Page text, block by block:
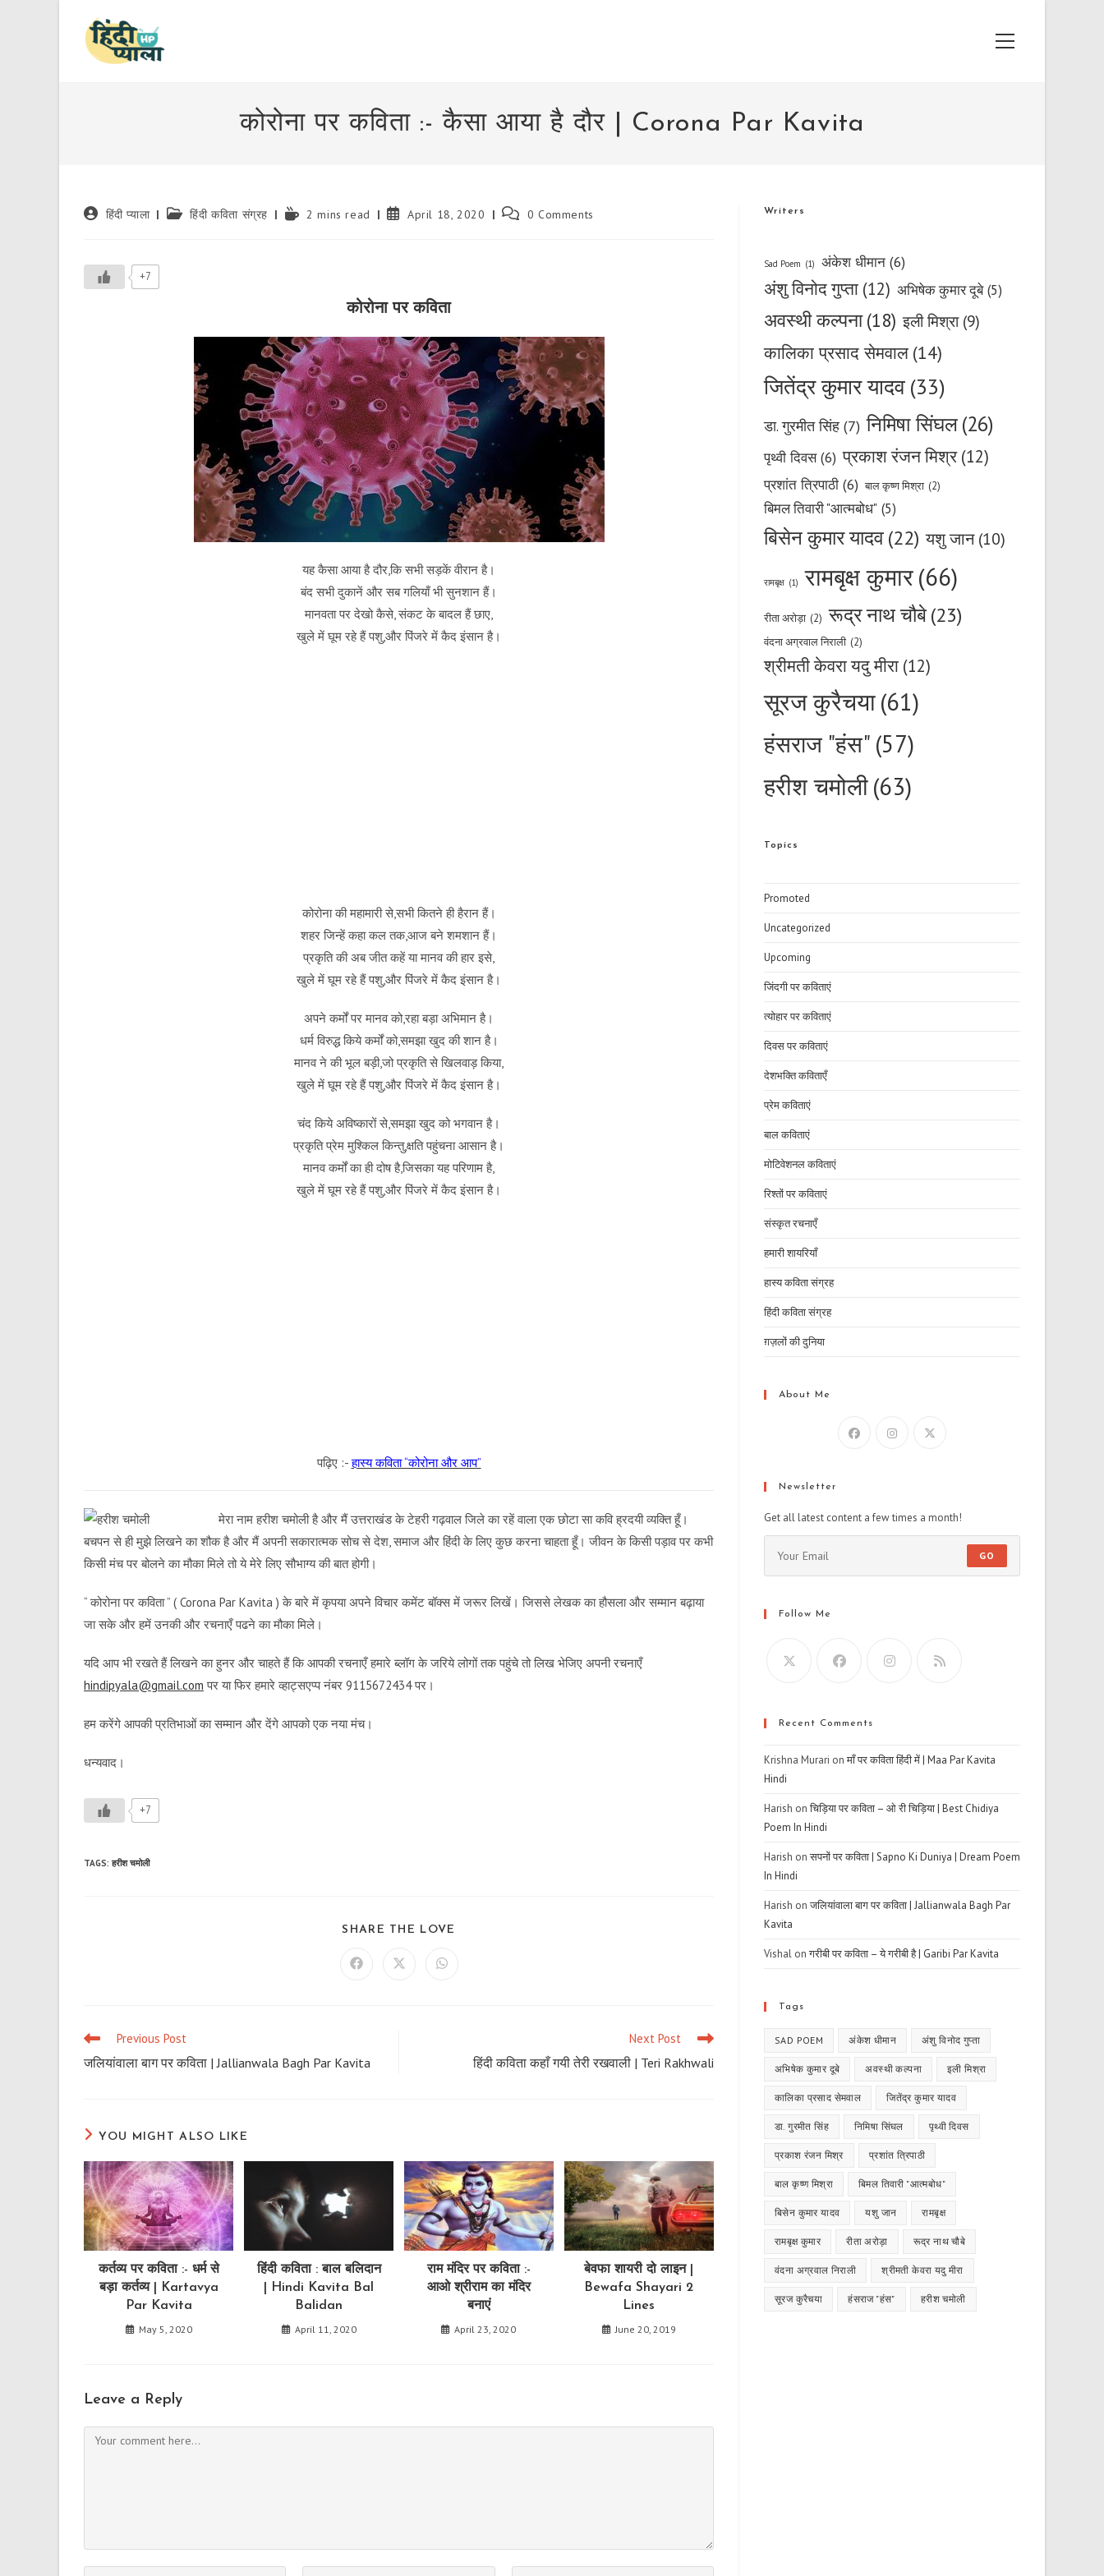
Main
कोरोना पर कविता :- कैसा आया है दौर | Corona Par Kavita
Post हिंदी प्याला
Post हिंदी कविता संग्रह
Reading2 mins read
PostApril 18, 2020
Post 0 Comments
+7
कोरोना पर कविता
यह कैसा आया है दौर,कि सभी सड़कें वीरान है।
बंद सभी दुकानें और सब गलियाँ भी सुनशान हैं।
मानवता पर देखो कैसे, संकट के बादल हैं छाए,
खुले में घूम रहे हैं पशु,और पिंजरे में कैद इंसान है।
कोरोना की महामारी से,सभी कितने ही हैरान हैं।
शहर जिन्हें कहा कल तक,आज बने शमशान हैं।
प्रकृति की अब जीत कहें या मानव की हार इसे,
खुले में घूम रहे हैं पशु,और पिंजरे में कैद इंसान है।
अपने कर्मों पर मानव को,रहा बड़ा अभिमान है।
धर्म विरुद्ध किये कर्मों को,समझा खुद की शान है।
मानव ने की भूल बड़ी,जो प्रकृति से खिलवाड़ किया,
खुले में घूम रहे हैं पशु,और पिंजरे में कैद इंसान है।
चंद किये अविष्कारों से,समझा खुद को भगवान है।
प्रकृति प्रेम मुश्किल किन्तु,क्षति पहुंचना आसान है।
मानव कर्मों का ही दोष है,जिसका यह परिणाम है,
खुले में घूम रहे हैं पशु,और पिंजरे में कैद इंसान है।
पढ़िए :-हास्य कविता “कोरोना और आप”
मेरा नाम हरीश चमोली है और मैं उत्तराखंड के टेहरी गढ़वाल जिले का रहें वाला एक छोटा सा कवि ह्रदयी व्यक्ति हूँ।
बचपन से ही मुझे लिखने का शौक है और मैं अपनी सकारात्मक सोच से देश, समाज और हिंदी के लिए कुछ करना चाहता हूँ। जीवन के किसी पड़ाव पर कभी
किसी मंच पर बोलने का मौका मिले तो ये मेरे लिए सौभाग्य की बात होगी।
“ कोरोना पर कविता ” ( Corona Par Kavita ) के बारे में कृपया अपने विचार कमेंट बॉक्स में जरूर लिखें। जिससे लेखक का हौसला और सम्मान बढ़ाया
जा सके और हमें उनकी और रचनाएँ पढने का मौका मिले।
यदि आप भी रखते हैं लिखने का हुनर और चाहते हैं कि आपकी रचनाएँ हमारे ब्लॉग के जरिये लोगों तक पहुंचे तो लिख भेजिए अपनी रचनाएँ
hindipyala@gmail.com पर या फिर हमारे व्हाट्सएप्प नंबर 9115672434 पर।
हम करेंगे आपकी प्रतिभाओं का सम्मान और देंगे आपको एक नया मंच।
धन्यवाद।
+7
TAGS: हरीश चमोली
SHARE THE LOVE
Opens Opens Opens
Read
more
articles
Previous Post
जलियांवाला बाग पर कविता | Jallianwala Bagh Par Kavita
Next Post
हिंदी कविता कहाँ गयी तेरी रखवाली | Teri Rakhwali
YOU MIGHT ALSO LIKE
कर्तव्य पर कविता :- धर्म से
बड़ा कर्तव्य | Kartavya
Par Kavita
May 5, 2020
हिंदी कविता : बाल बलिदान
| Hindi Kavita Bal
Balidan
April 11, 2020
राम मंदिर पर कविता :-
आओ श्रीराम का मंदिर
बनाएं
April 23, 2020
बेवफा शायरी दो लाइन |
Bewafa Shayari 2
Lines
June 20, 2019
Leave a Reply
Comment
Writers
Sad Poem (1) अंकेश धीमान (6)
अंशु विनोद गुप्ता (12) अभिषेक कुमार दूबे (5)
अवस्थी कल्पना (18) इली मिश्रा (9)
कालिका प्रसाद सेमवाल (14)
जितेंद्र कुमार यादव (33)
डा. गुरमीत सिंह (7) निमिषा सिंघल(26)
पृथ्वी दिवस (6) प्रकाश रंजन मिश्र (12)
प्रशांत त्रिपाठी (6) बाल कृष्ण मिश्रा (2)
बिमल तिवारी "आत्मबोध" (5)
बिसेन कुमार यादव(22) यशु जान (10)
रामबृक्ष (1) रामबृक्ष कुमार(66)
रीता अरोड़ा (2) रूद्र नाथ चौबे(23)
वंदना अग्रवाल निराली (2)
श्रीमती केवरा यदु मीरा (12)
सूरज कुरैचया(61)
हंसराज "हंस" (57)
हरीश चमोली(63)
Topics
Promoted
Uncategorized
Upcoming
जिंदगी पर कविताएं
त्योहार पर कविताएं
दिवस पर कविताएं
देशभक्ति कविताएँ
प्रेम कविताएं
बाल कविताएं
मोटिवेशनल कविताएं
रिश्तों पर कविताएं
संस्कृत रचनाएँ
हमारी शायरियाँ
हास्य कविता संग्रह
हिंदी कविता संग्रह
ग़ज़लों की दुनिया
About Me
Newsletter
Get all latest content a few times a month!
GO
Follow Me
Recent Comments
Krishna Murari onमाँ पर कविता हिंदी में | Maa Par Kavita
Hindi
Harish onचिड़िया पर कविता – ओ री चिड़िया | Best Chidiya
Poem In Hindi
Harish onसपनों पर कविता | Sapno Ki Duniya | Dream Poem
In Hindi
Harish onजलियांवाला बाग पर कविता | Jallianwala Bagh Par
Kavita
Vishal onगरीबी पर कविता – ये गरीबी है | Garibi Par Kavita
Tags
SAD POEM अंकेश धीमान अंशु विनोद गुप्ता
अभिषेक कुमार दूबे अवस्थी कल्पना इली मिश्रा
कालिका प्रसाद सेमवाल जितेंद्र कुमार यादव
डा. गुरमीत सिंह निमिषा सिंघल पृथ्वी दिवस
प्रकाश रंजन मिश्र प्रशांत त्रिपाठी
बाल कृष्ण मिश्रा बिमल तिवारी "आत्मबोध"
बिसेन कुमार यादव यशु जान रामबृक्ष
रामबृक्ष कुमार रीता अरोड़ा रूद्र नाथ चौबे
वंदना अग्रवाल निराली श्रीमती केवरा यदु मीरा
सूरज कुरैचया हंसराज "हंस" हरीश चमोली